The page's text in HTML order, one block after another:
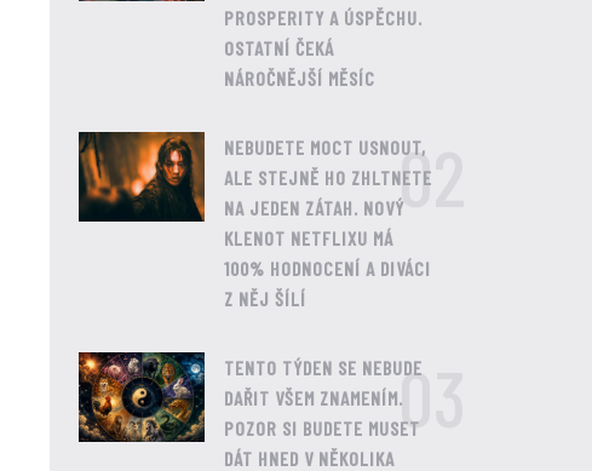
PROSPERITY A ÚSPĚCHU.
OSTATNÍ ČEKÁ
NÁROČNĚJŠÍ MĚSÍC
NEBUDETE MOCT USNOUT,
ALE STEJNĚ HO ZHLTNETE
NA JEDEN ZÁTAH. NOVÝ
KLENOT NETFLIXU MÁ
100% HODNOCENÍ A DIVÁCI
Z NĚJ ŠÍLÍ
02
TENTO TÝDEN SE NEBUDE
DAŘIT VŠEM ZNAMENÍM.
POZOR SI BUDETE MUSET
DÁT HNED V NĚKOLIKA
03